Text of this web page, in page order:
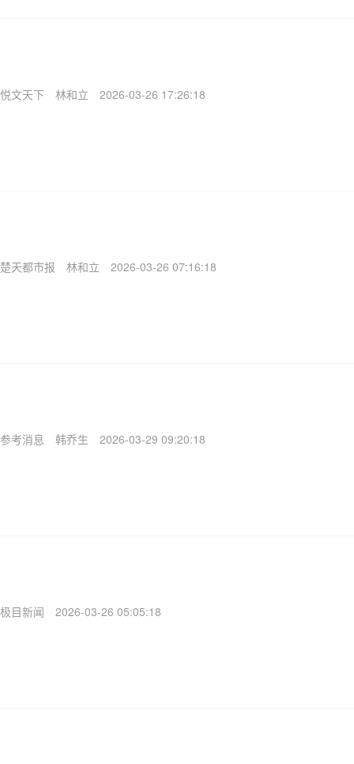
悦文天下 林和立 2026-03-26 17:26:18
楚天都市报 林和立 2026-03-26 07:16:18
参考消息 韩乔生 2026-03-29 09:20:18
极目新闻 2026-03-26 05:05:18